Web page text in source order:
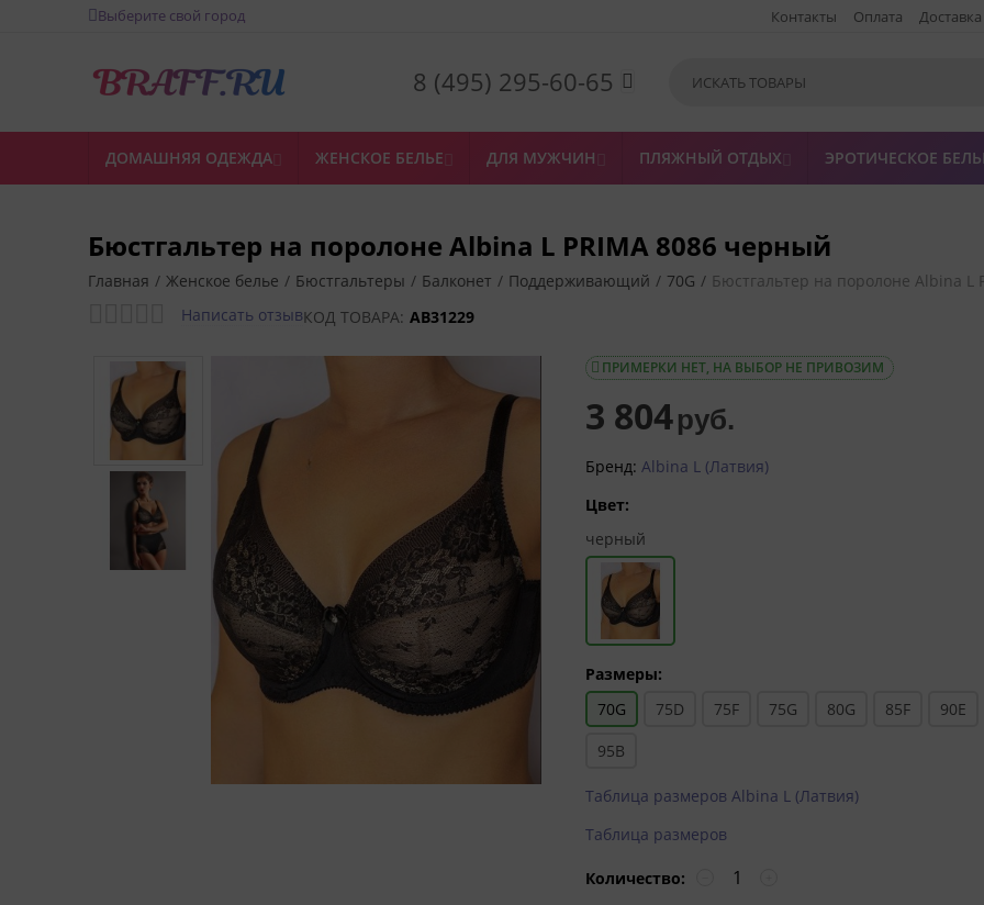
Выберите свой город Контакты Оплата Доставка
8 (495) 295-60-65 
ДОМАШНЯЯ ОДЕЖДА ЖЕНСКОЕ БЕЛЬЕ ДЛЯ МУЖЧИН ПЛЯЖНЫЙ ОТДЫХ ЭРОТИЧЕСКОЕ
Бюстгальтер на поролоне Albina L PRIMA 8086 черный
Главная / Женское белье / Бюстгальтеры / Балконет / Поддерживающий / 70G / Бюстгальтер на поролоне Albina L
Написать отзывКОД ТОВАРА: AB31229
ПРИМЕРКИ НЕТ, НА ВЫБОР НЕ ПРИВОЗИМ

3 804руб.
Бренд: Albina L (Латвия)
Цвет:
черный
Размеры:
70G
75D 75F 75G 80G 85F
90E
95B
Таблица размеров Albina L (Латвия)
Таблица размеров
Количество: